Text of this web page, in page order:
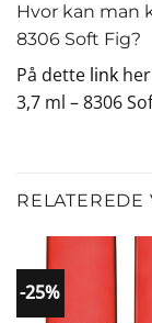
Hvor kan man
8306 Soft Fig?
På dette link
3,7 ml – 8306
RELATEREDE
-25%